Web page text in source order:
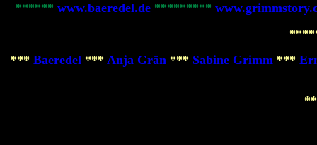
******www.baeredel.de *********
*** Baeredel*** Anja Grän*** Sabine Grimm ***